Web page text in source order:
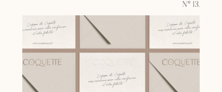
N° 13.